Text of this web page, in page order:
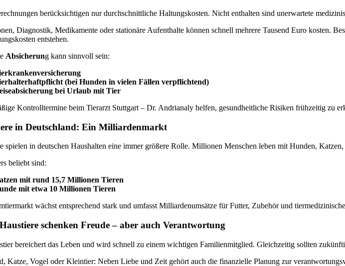
berücksichtigen nur durchschnittliche Haltungskosten. Nicht enthalten sind unerwartete
Diagnostik, Medikamente oder stationäre Aufenthalte können schnell mehrere Tausend Euro kosten.
entstehen.
Absicherung kann sinnvoll sein:
(bei Hunden in vielen Fällen verpflichtend)
bei Urlaub mit Tier
Kontrolltermine beim Tierarzt Stuttgart – Dr. Andrianaly helfen, gesundheitliche Risiken frühzeitig zu
in Deutschland: Ein Milliardenmarkt
spielen in deutschen Haushalten eine immer größere Rolle. Millionen Menschen leben mit Hunden,
beliebt sind:
mit rund 15,7 Millionen Tieren
mit etwa 10 Millionen Tieren
wächst entsprechend stark und umfasst Milliardenumsätze für Futter, Zubehör und
schenken Freude – aber auch Verantwortung
bereichert das Leben und wird schnell zu einem wichtigen Familienmitglied. Gleichzeitig sollten
Katze, Vogel oder Kleintier: Neben Liebe und Zeit gehört auch die finanzielle Planung zur